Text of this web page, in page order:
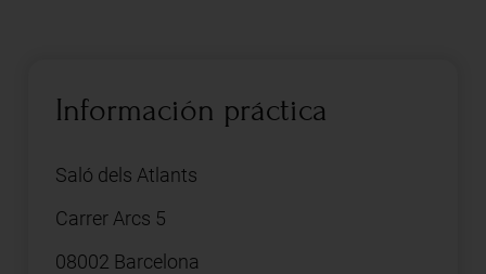
Información práctica
Saló dels Atlants
Carrer Arcs 5
08002 Barcelona